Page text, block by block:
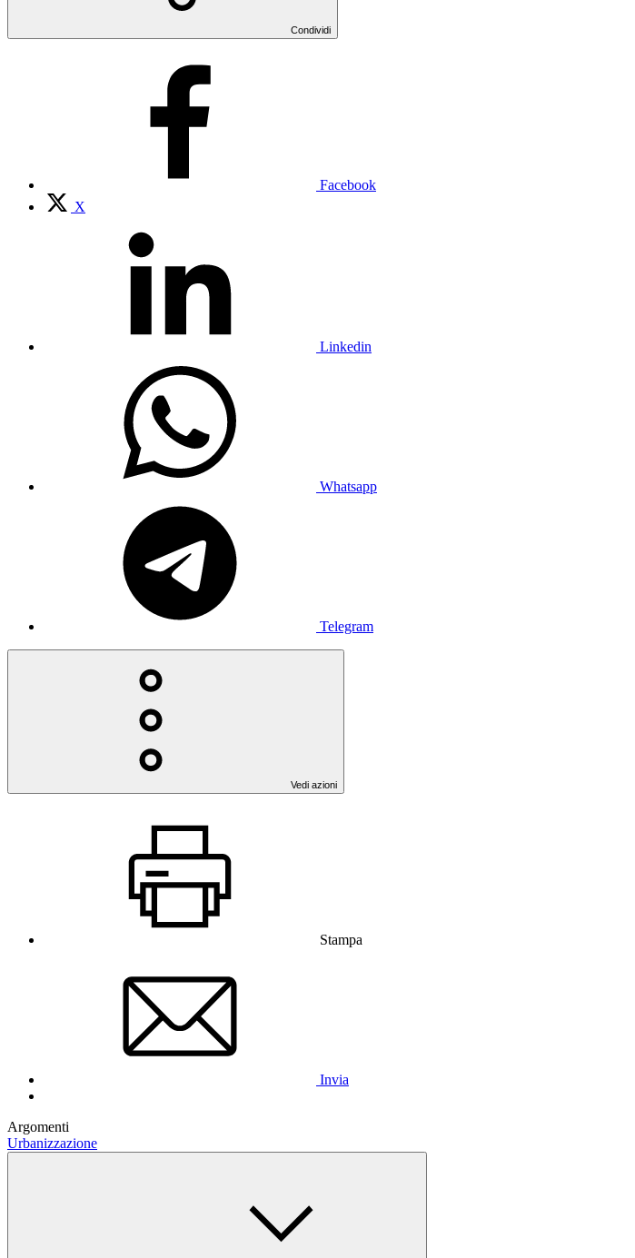
Condividi
Facebook
X
Linkedin
Whatsapp
Telegram
Vedi azioni
Stampa
Invia
Argomenti
Urbanizzazione